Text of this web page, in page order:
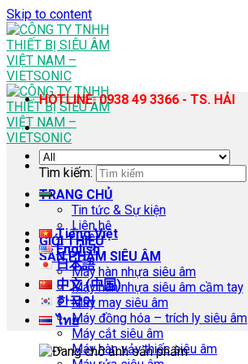
Skip to content
TRANG CHỦ
Tin tức & Sự kiện
Liên hệ
GIỚI THIỆU
SẢN PHẨM SIÊU ÂM
Máy hàn nhựa siêu âm
Máy hàn nhựa siêu âm cầm tay
Máy may siêu âm
Máy đồng hóa – trích ly siêu âm
Máy cắt siêu âm
Máy hàn vảy thiếc siêu âm
HOTLINE: 0938 49 3366 - TS. HẢI
Tìm kiếm:
Tiếng Việt
English
日本語
中文 (中国)
한국어
ไทย